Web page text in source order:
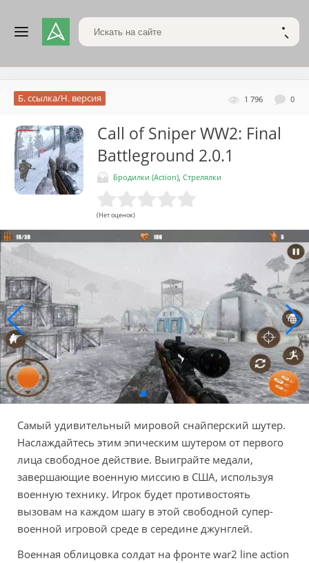
Поиск по сайту
1 796 0
Б. ссылка/Н. версия
Call of Sniper WW2: Final
Battleground 2.0.1
Бродилки (Action) Стрелялки
(Нет оценок)
Самый удивительный мировой снайперский шутер.
Наслаждайтесь этим эпическим шутером от первого
лица свободное действие. Выиграйте медали,
завершающие военную миссию в США, используя
военную технику. Игрок будет противостоять
вызовам на каждом шагу в этой свободной супер-
военной игровой среде в середине джунглей.
Военная облицовка солдат на фронте war2 line action